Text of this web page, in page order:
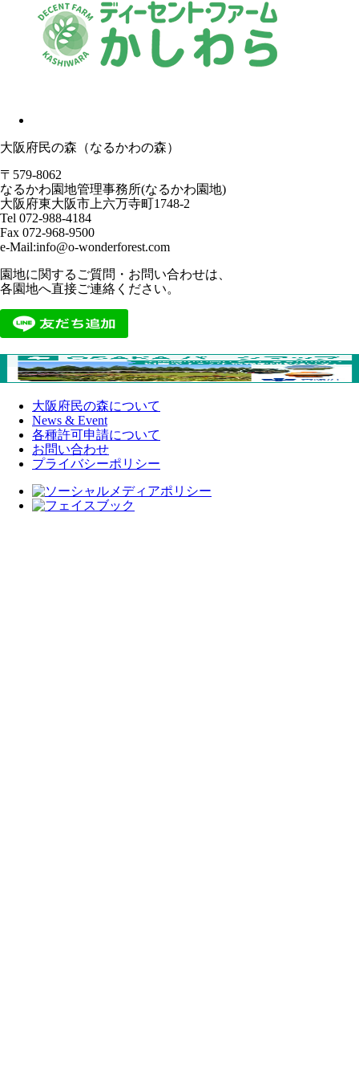
大阪府民の森（なるかわの森）
〒579-8062
なるかわ園地管理事務所(なるかわ園地)
大阪府東大阪市上六万寺町1748-2
Tel 072-988-4184
Fax 072-968-9500
e-Mail:info@o-wonderforest.com
園地に関するご質問・お問い合わせは、
各園地へ直接ご連絡ください。
大阪府民の森について
News & Event
各種許可申請について
お問い合わせ
プライバシーポリシー